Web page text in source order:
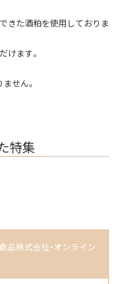
きた酒粕を使用しておりま
けます。
せん。
特集
品株式会社・オンライン